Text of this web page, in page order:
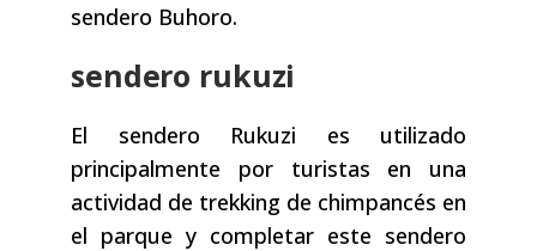
sendero Buhoro.
sendero rukuzi
El sendero Rukuzi es utilizado
principalmente por turistas en una
actividad de trekking de chimpancés en
el parque y completar este sendero